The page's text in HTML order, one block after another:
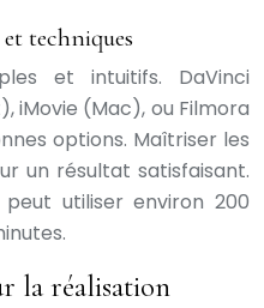
techniques
et intuitifs. DaVinci
iMovie (Mac), ou Filmora
options. Maîtriser les
un résultat satisfaisant.
utiliser environ 200
la réalisation